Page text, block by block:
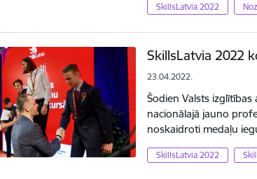
SkillsLatvia 2022
SkillsLatvia 2022
23.04.2022.
Šodien Valsts
nacionālajā jauno
noskaidroti medaļu
SkillsLatvia 2022